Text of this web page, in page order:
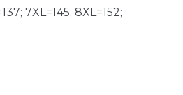
137; 7XL=145; 8XL=152;